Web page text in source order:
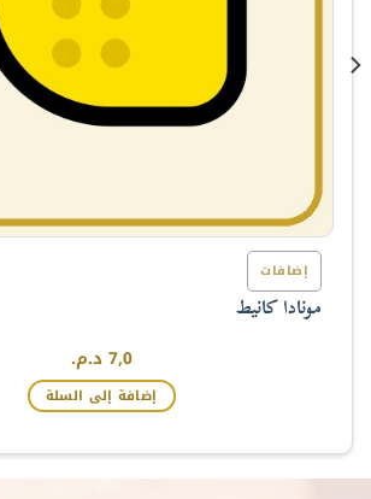
إضافات
مونادا كانيط
7,0 د.م.
إضافة إلى السلة